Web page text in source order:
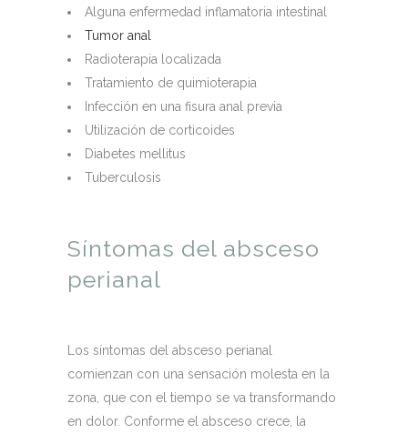
Alguna enfermedad inflamatoria intestinal
Tumor anal
Radioterapia localizada
Tratamiento de quimioterapia
Infección en una fisura anal previa
Utilización de corticoides
Diabetes mellitus
Tuberculosis
Síntomas del absceso
perianal
Los síntomas del absceso perianal
comienzan con una sensación molesta en la
zona, que con el tiempo se va transformando
en dolor. Conforme el absceso crece, la